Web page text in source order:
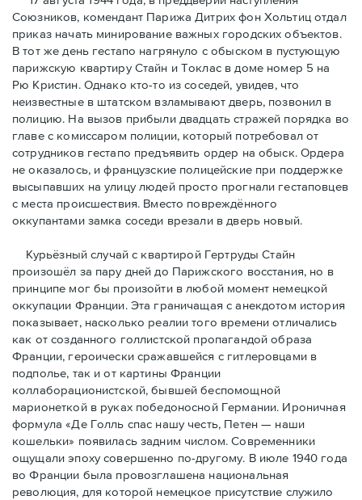
Союзников, комендант Парижа Дитрих фон Хольтиц отдал
приказ начать минирование важных городских объектов.
В тот же день гестапо нагрянуло с обыском в пустующую
парижскую квартиру Стайн и Токлaс в домe номер 5 на
Рю Кристин. Однако кто-то из соседей, увидев, что
неизвестные в штатском взламывают дверь, позвонил в
полицию. На вызов прибыли двадцать стражей порядка во
главе с комиссаром полиции, который потребовал от
сотрудников гестапо предъявить ордер на обыск. Ордера
не оказалось, и французские полицейские при поддержке
высыпавших на улицу людей просто прогнали гестаповцев
с места происшествия. Вместо повреждённого
оккупантами замка соседи врезали в дверь новый.
Курьёзный случай с квартирой Гертруды Стайн
произошёл за пару дней до Парижского восстания, но в
принципe мог бы произойти в любой момент немецкой
оккупации Франции. Эта граничащая с анекдотом история
показывает, насколько реалии того времени отличались
как от созданного голлистской пропагандой образа
Франции, героически сражавшейся с гитлеровцами в
подполье, так и от картины Франции
коллаборационистской, бывшей беспомощной
марионеткой в руках победоносной Германии. Ироничная
формула «Де Голль спас нашу честь, Петен — наши
кошельки» появилась задним числом. Современники
ощущали эпоху совершенно по-другому. В июле 1940 года
во Франции была провозглашена национальная
революция, для которой немецкое присутствие служило